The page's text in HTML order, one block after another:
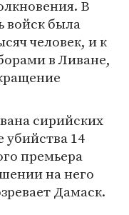
В
войск была
человек, и к
в Ливане,
сирийских
убийства 14
премьера
на него
Дамаск.